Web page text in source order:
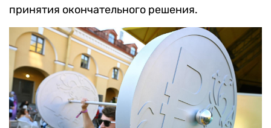
принятия окончательного решения.